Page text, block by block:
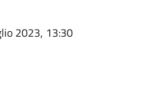
2023, 13:30